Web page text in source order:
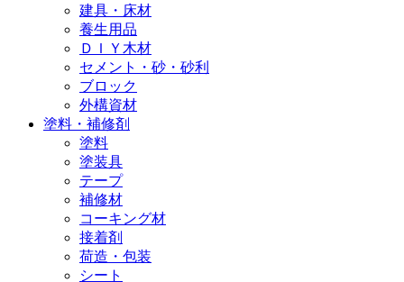
建具・床材
養生用品
ＤＩＹ木材
セメント・砂・砂利
ブロック
外構資材
塗料・補修剤
塗料
塗装具
テープ
補修材
コーキング材
接着剤
荷造・包装
シート